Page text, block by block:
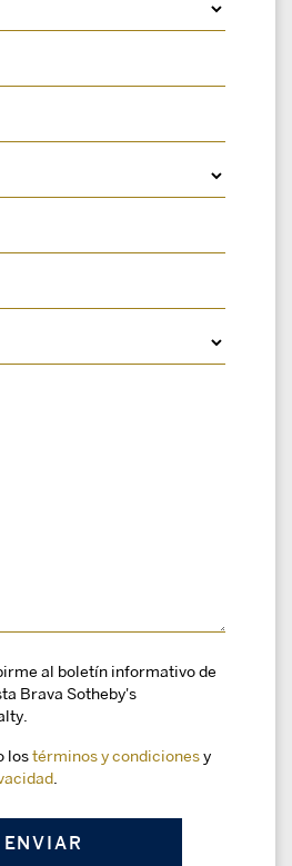
al boletín informativo de
Brava Sotheby's
los términos y condiciones y